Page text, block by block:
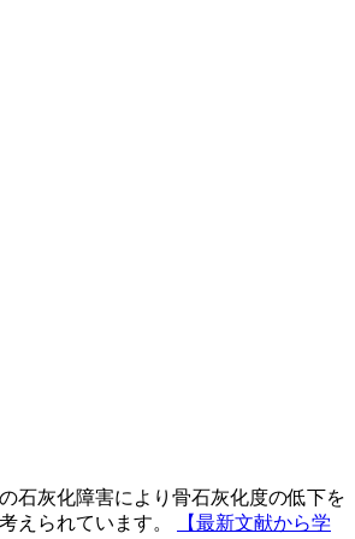
石灰化障害により骨石灰化度の低下を
えられています。
【最新文献から学